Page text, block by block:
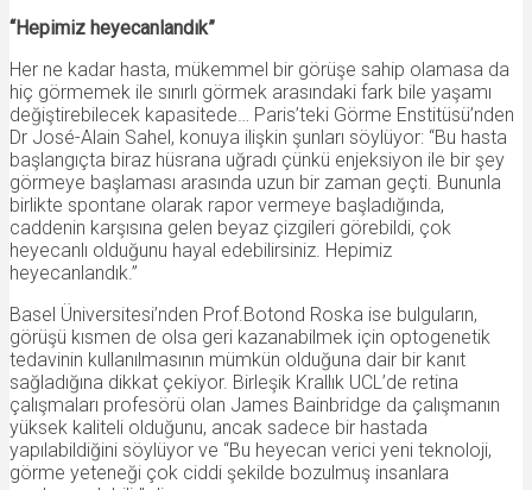
“Hepimiz heyecanlandık”
Her ne kadar hasta, mükemmel bir görüşe sahip olamasa da
hiç görmemek ile sınırlı görmek arasındaki fark bile yaşamı
değiştirebilecek kapasitede… Paris’teki Görme Enstitüsü’nden
Dr José-Alain Sahel, konuya ilişkin şunları söylüyor: “Bu hasta
başlangıçta biraz hüsrana uğradı çünkü enjeksiyon ile bir şey
görmeye başlaması arasında uzun bir zaman geçti. Bununla
birlikte spontane olarak rapor vermeye başladığında,
caddenin karşısına gelen beyaz çizgileri görebildi, çok
heyecanlı olduğunu hayal edebilirsiniz. Hepimiz
heyecanlandık.”
Basel Üniversitesi’nden Prof.Botond Roska ise bulguların,
görüşü kısmen de olsa geri kazanabilmek için optogenetik
tedavinin kullanılmasının mümkün olduğuna dair bir kanıt
sağladığına dikkat çekiyor. Birleşik Krallık UCL’de retina
çalışmaları profesörü olan James Bainbridge da çalışmanın
yüksek kaliteli olduğunu, ancak sadece bir hastada
yapılabildiğini söylüyor ve “Bu heyecan verici yeni teknoloji,
görme yeteneği çok ciddi şekilde bozulmuş insanlara